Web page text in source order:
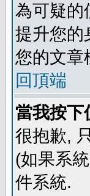
為可疑的
提升您的
您的文章
回頂端
當我按下
很抱歉,
(如果系
件系統.